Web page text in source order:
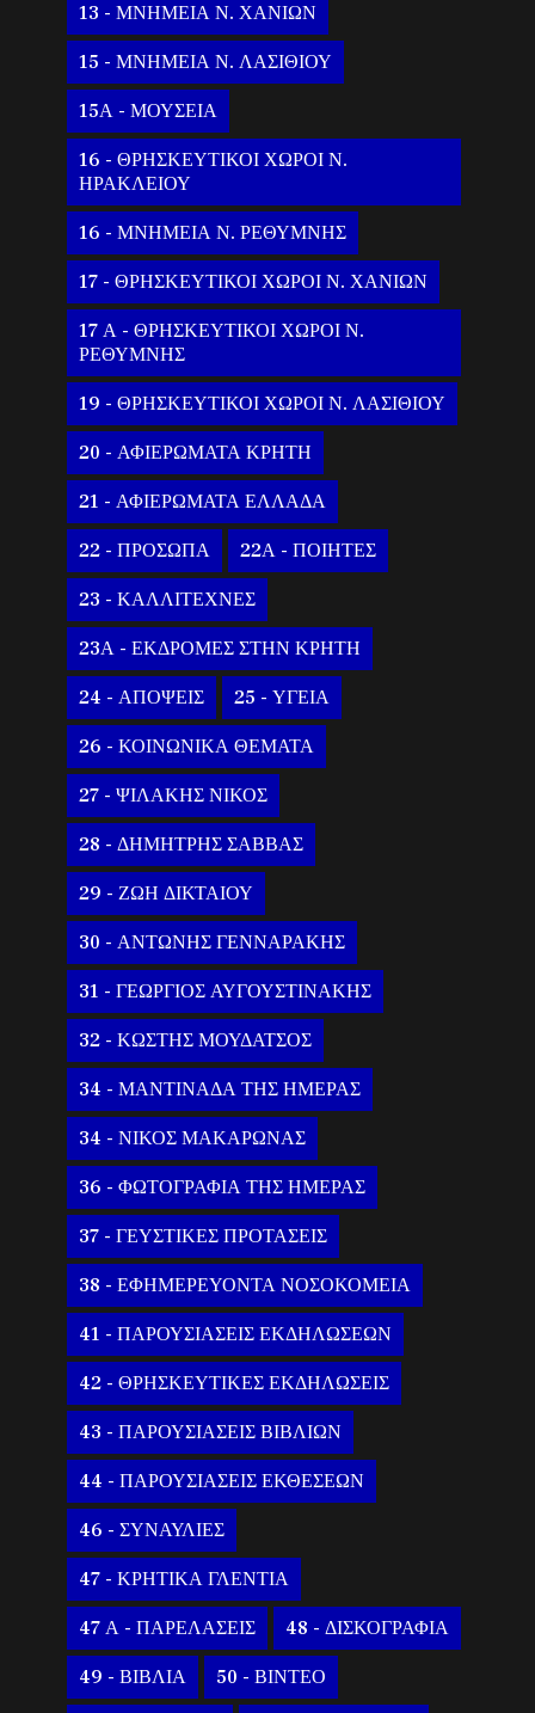
13 - ΜΝΗΜΕΙΑ Ν. ΧΑΝΙΩΝ
15 - ΜΝΗΜΕΙΑ Ν. ΛΑΣΙΘΙΟΥ
15Α - ΜΟΥΣΕΙΑ
16 - ΘΡΗΣΚΕΥΤΙΚΟΙ ΧΩΡΟΙ Ν.
ΗΡΑΚΛΕΙΟΥ
16 - ΜΝΗΜΕΙΑ Ν. ΡΕΘΥΜΝΗΣ
17 - ΘΡΗΣΚΕΥΤΙΚΟΙ ΧΩΡΟΙ Ν. ΧΑΝΙΩΝ
17 Α - ΘΡΗΣΚΕΥΤΙΚΟΙ ΧΩΡΟΙ Ν.
ΡΕΘΥΜΝΗΣ
19 - ΘΡΗΣΚΕΥΤΙΚΟΙ ΧΩΡΟΙ Ν. ΛΑΣΙΘΙΟΥ
20 - ΑΦΙΕΡΩΜΑΤΑ ΚΡΗΤΗ
21 - ΑΦΙΕΡΩΜΑΤΑ ΕΛΛΑΔΑ
22 - ΠΡΟΣΩΠΑ 22Α - ΠΟΙΗΤΕΣ
23 - ΚΑΛΛΙΤΕΧΝΕΣ
23Α - ΕΚΔΡΟΜΕΣ ΣΤΗΝ ΚΡΗΤΗ
24 - ΑΠΟΨΕΙΣ 25 - ΥΓΕΙΑ
26 - ΚΟΙΝΩΝΙΚΑ ΘΕΜΑΤΑ
27 - ΨΙΛΑΚΗΣ ΝΙΚΟΣ
28 - ΔΗΜΗΤΡΗΣ ΣΑΒΒΑΣ
29 - ΖΩΗ ΔΙΚΤΑΙΟΥ
30 - ΑΝΤΩΝΗΣ ΓΕΝΝΑΡΑΚΗΣ
31 - ΓΕΩΡΓΙΟΣ ΑΥΓΟΥΣΤΙΝΑΚΗΣ
32 - ΚΩΣΤΗΣ ΜΟΥΔΑΤΣΟΣ
34 - ΜΑΝΤΙΝΑΔΑ ΤΗΣ ΗΜΕΡΑΣ
34 - ΝΙΚΟΣ ΜΑΚΑΡΩΝΑΣ
36 - ΦΩΤΟΓΡΑΦΙΑ ΤΗΣ ΗΜΕΡΑΣ
37 - ΓΕΥΣΤΙΚΕΣ ΠΡΟΤΑΣΕΙΣ
38 - ΕΦΗΜΕΡΕΥΟΝΤΑ ΝΟΣΟΚΟΜΕΙΑ
41 - ΠΑΡΟΥΣΙΑΣΕΙΣ ΕΚΔΗΛΩΣΕΩΝ
42 - ΘΡΗΣΚΕΥΤΙΚΕΣ ΕΚΔΗΛΩΣΕΙΣ
43 - ΠΑΡΟΥΣΙΑΣΕΙΣ ΒΙΒΛΙΩΝ
44 - ΠΑΡΟΥΣΙΑΣΕΙΣ ΕΚΘΕΣΕΩΝ
46 - ΣΥΝΑΥΛΙΕΣ
47 - ΚΡΗΤΙΚΑ ΓΛΕΝΤΙΑ
47 Α - ΠΑΡΕΛΑΣΕΙΣ 48 - ΔΙΣΚΟΓΡΑΦΙΑ
49 - ΒΙΒΛΙΑ 50 - ΒΙΝΤΕΟ